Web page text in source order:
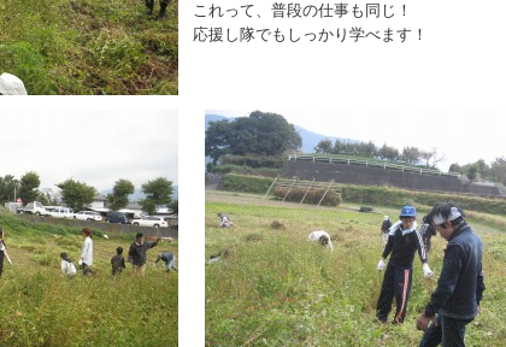
これって、普段の仕事も同じ！
応援し隊でもしっかり学べます！